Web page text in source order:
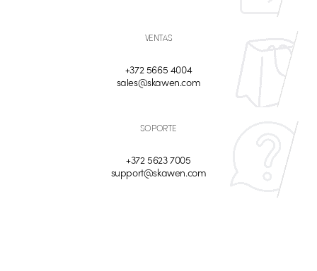
VENTAS
+372 5665 4004
sales@skawen.com
SOPORTE
+372 5623 7005
support@skawen.com